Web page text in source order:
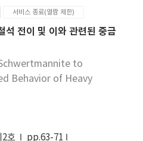
우라늄의 수착량은 우라늄
상대적으로 낮았으며, 이
액상의 우라늄(IV)가 미세
하여 광물 표면에 대한 수착
과전자현미경을 사용하여
드의 특징을 가지고 있음을
는 심부 자연계의 지하수를
늄(IV)도 포함될 수 있음을
서비스 종료(열람 제한)
석 전이 및 이와 관련된 중금
to
Behavior of Heavy
2호
pp.63-71